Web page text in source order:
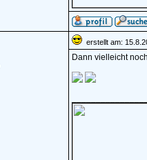
erstellt am:
Dann vielleicht